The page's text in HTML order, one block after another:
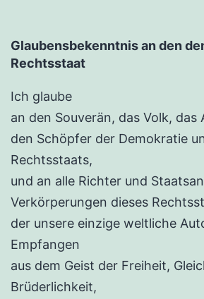
Glaubensbekenntnis an den
Rechtsstaat
Ich glaube
an den Souverän, das Volk, das
den Schöpfer der Demokratie
Rechtsstaats,
und an alle Richter und
Verkörperungen dieses
der unsere einzige weltliche
Empfangen
aus dem Geist der Freiheit,
Brüderlichkeit,